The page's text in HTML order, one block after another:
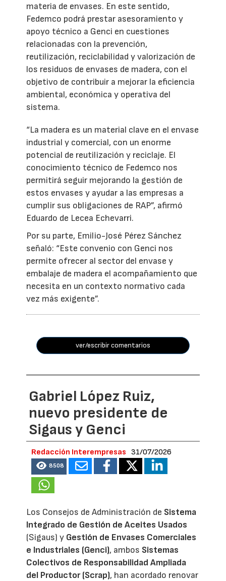
materia de envases. En este sentido,
Fedemco podrá prestar asesoramiento y
apoyo técnico a Genci en cuestiones
relacionadas con la prevención,
reutilización, reciclabilidad y valorización de
los residuos de envases de madera, con el
objetivo de contribuir a mejorar la eficiencia
ambiental, económica y operativa del
sistema.
“La madera es un material clave en el envase
industrial y comercial, con un enorme
potencial de reutilización y reciclaje. El
conocimiento técnico de Fedemco nos
permitirá seguir mejorando la gestión de
estos envases y ayudar a las empresas a
cumplir sus obligaciones de RAP”, afirmó
Eduardo de Lecea Echevarri.
Por su parte, Emilio-José Pérez Sánchez
señaló: “Este convenio con Genci nos
permite ofrecer al sector del envase y
embalaje de madera el acompañamiento que
necesita en un contexto normativo cada
vez más exigente”.
ver/escribir comentarios
Gabriel López Ruiz,
nuevo presidente de
Sigaus y Genci
Redacción Interempresas 31/07/2026
8508
Los Consejos de Administración de Sistema
Integrado de Gestión de Aceites Usados
(Sigaus) y Gestión de Envases Comerciales
e Industriales (Genci), ambos Sistemas
Colectivos de Responsabilidad Ampliada
del Productor (Scrap), han acordado renovar